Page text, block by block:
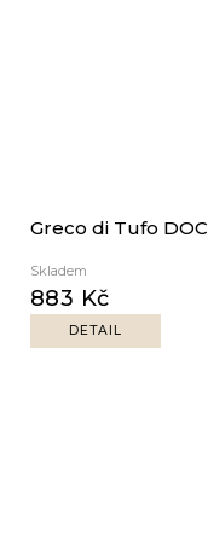
Greco di Tufo DOC
Skladem
883 Kč
DETAIL